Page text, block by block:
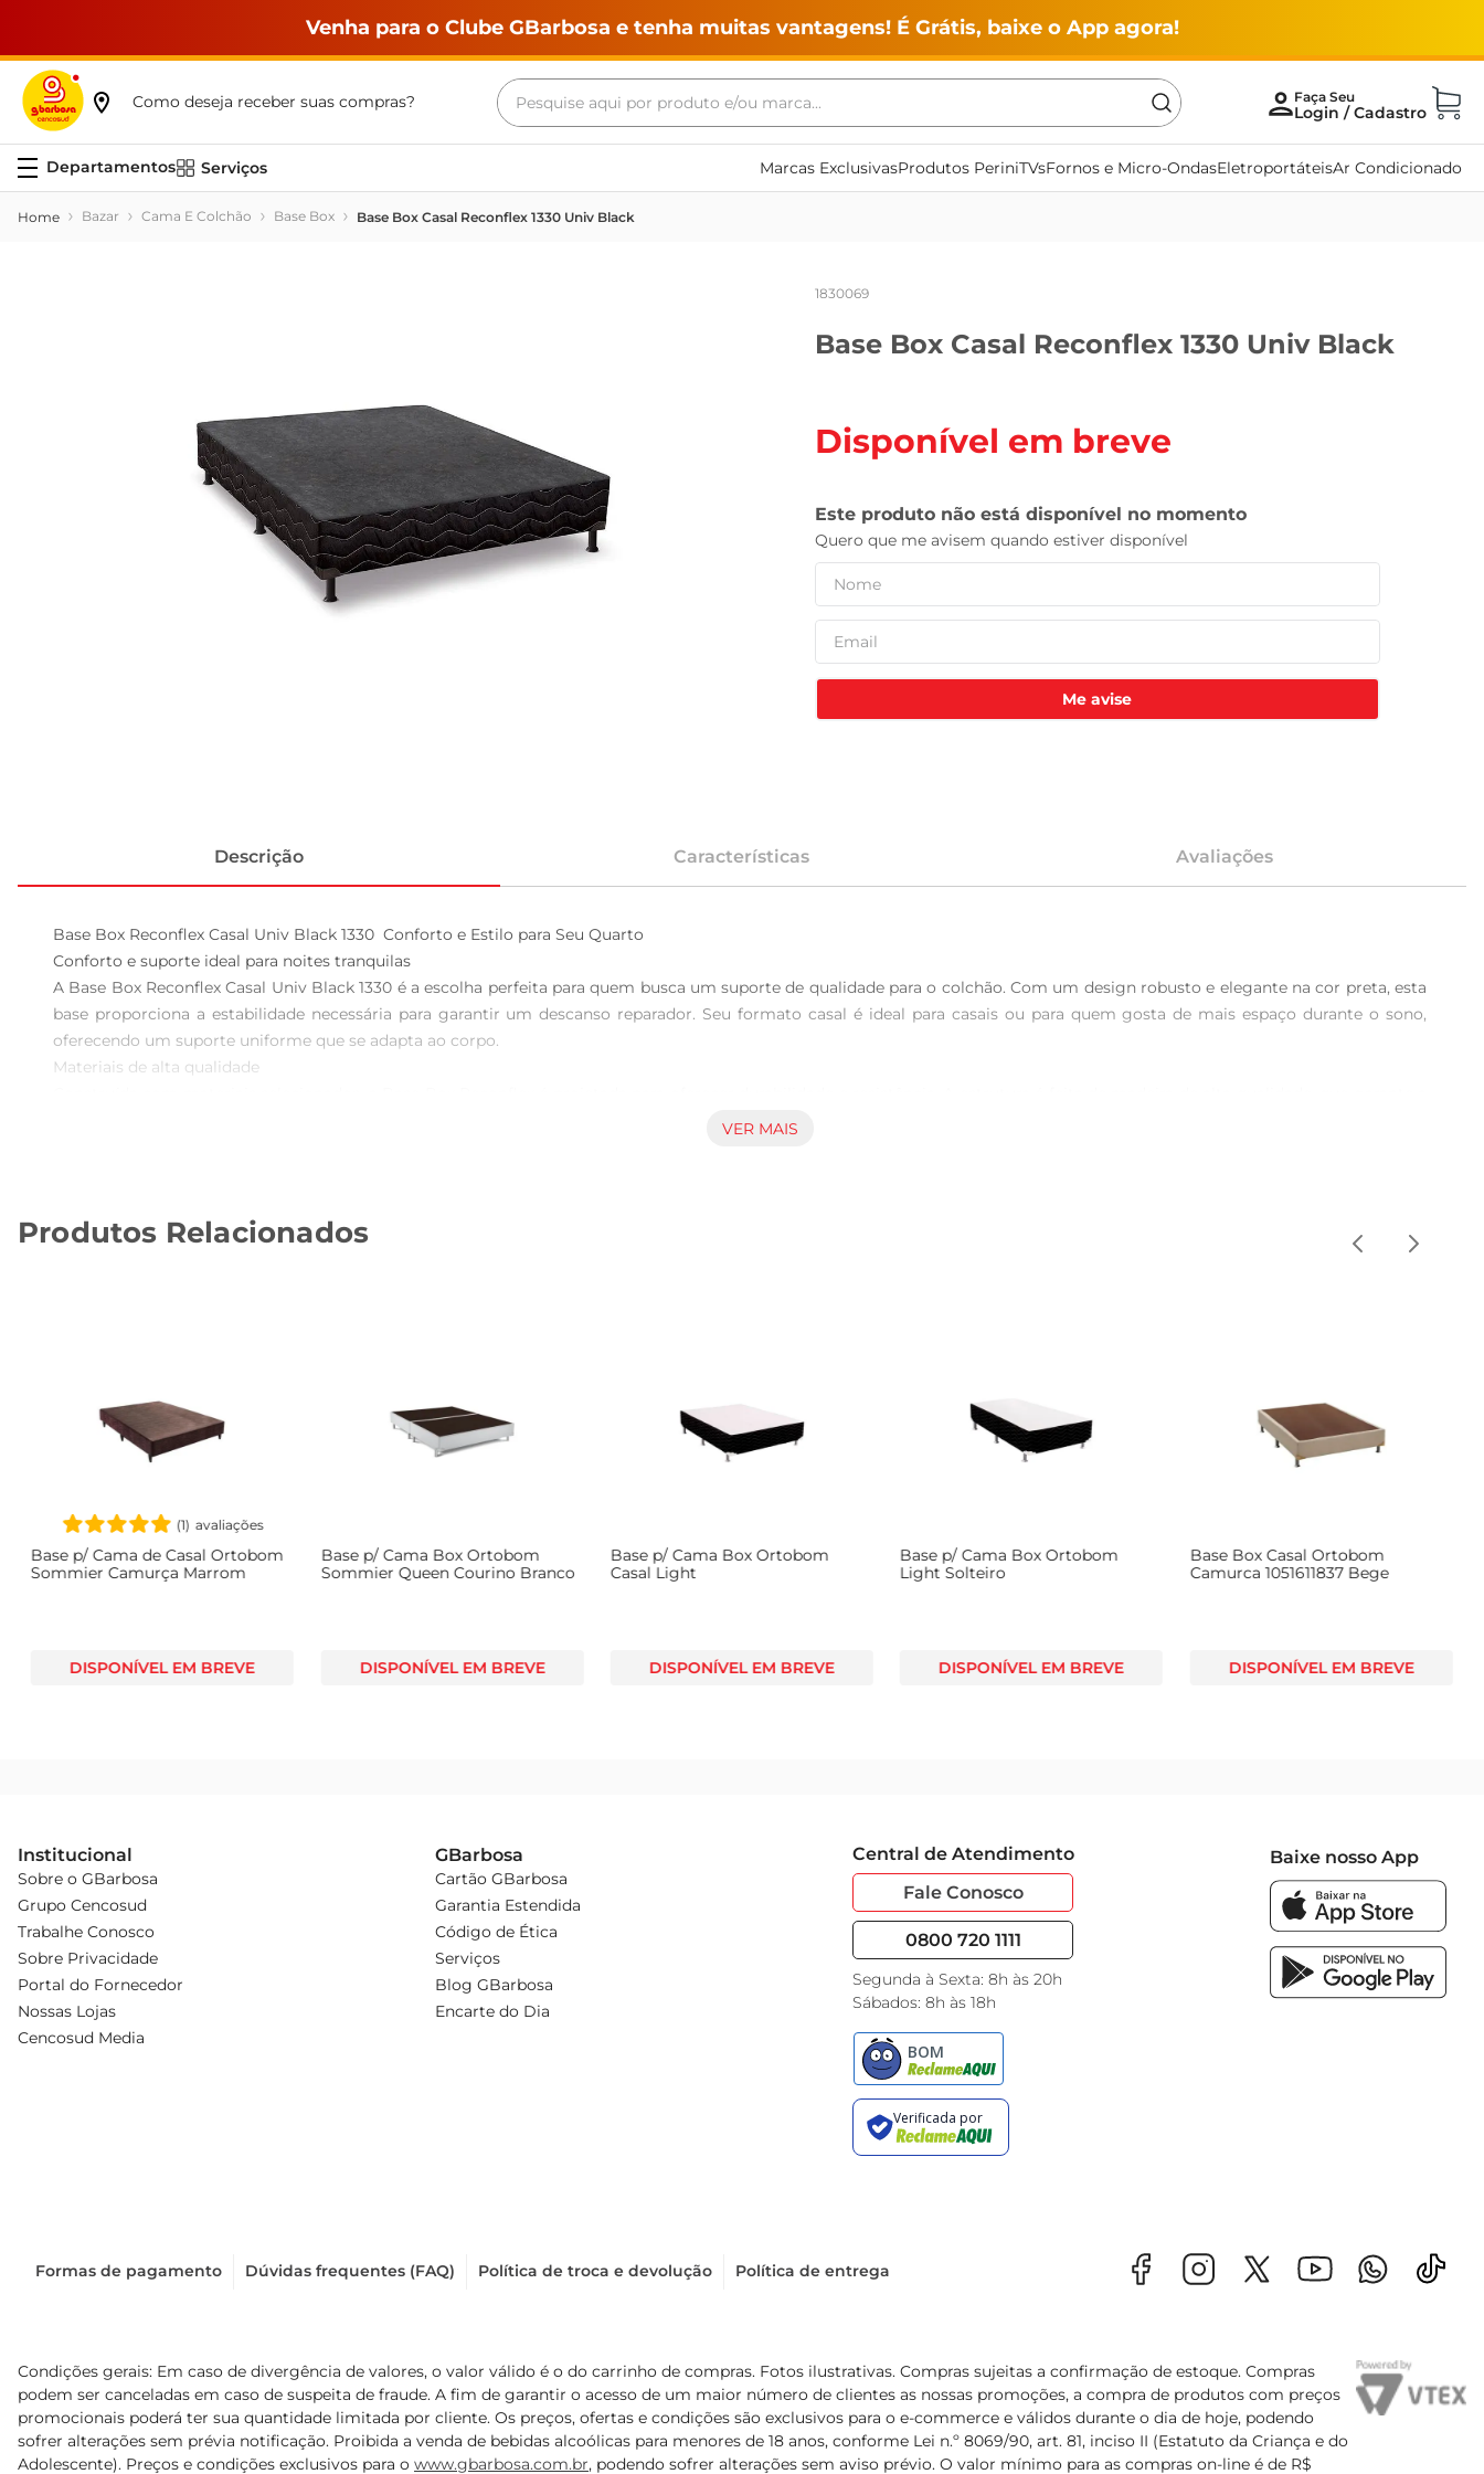
Venha para o Clube GBarbosa e tenha muitas vantagens! É Grátis, baixe o App agora!
Como deseja receber suas compras?
Pesquise aqui por produto e/ou marca...
Serviços Marcas ExclusivasProdutos PeriniTVsFornos e Micro-OndasEletroportáteisAr Condicionado
Bazar Cama E Colchão Base Box Base Box Casal Reconflex 1330 Univ Black
1830069
Base Box Casal Reconflex 1330 Univ Black
Disponível em breve
Me avise
Descrição Características Avaliações
Base Box Reconflex Casal Univ Black 1330  Conforto e Estilo para Seu Quarto
Conforto e suporte ideal para noites tranquilas
A Base Box Reconflex Casal Univ Black 1330 é a escolha perfeita para quem busca um suporte de qualidade para o colchão. Com um design robusto e elegante na cor preta, esta
base proporciona a estabilidade necessária para garantir um descanso reparador. Seu formato casal é ideal para casais ou para quem gosta de mais espaço durante o sono,
oferecendo um suporte uniforme que se adapta ao corpo.
Materiais de alta qualidade
firmeza necessária para suportar o peso do colchão e dos usuários. O revestimento em tecido proporciona um toque suave e elegante, tornandoa uma peça que se integra
diferentes estilos de decoração, desde os mais clássicos até os contemporâneos. Além disso, a Base Box Reconflex é leve o suficiente para ser movimentada com facilidade,
VER MAIS
Produtos Relacionados
★ ★ ★ ★★
(1)
Base p/ Cama de Casal Ortobom
Sommier Camurça Marrom
DISPONÍVEL EM BREVE
Base p/ Cama Box Ortobom
Sommier Queen Courino Branco
DISPONÍVEL EM BREVE
Base p/ Cama Box Ortobom
Casal Light
DISPONÍVEL EM BREVE
Base p/ Cama Box Ortobom
Light Solteiro
DISPONÍVEL EM BREVE
Base Box Casal Ortobom
Camurca 1051611837 Bege
DISPONÍVEL EM BREVE
Institucional
Sobre o GBarbosa
Grupo Cencosud
Trabalhe Conosco
Sobre Privacidade
Portal do Fornecedor
Nossas Lojas
Cencosud Media
GBarbosa
Cartão GBarbosa
Garantia Estendida
Código de Ética
Serviços
Blog GBarbosa
Encarte do Dia
Central de Atendimento
Fale Conosco
0800 720 1111
Segunda à Sexta: 8h às 20h
Sábados: 8h às 18h
Baixe nosso App
Formas de pagamento Dúvidas frequentes (FAQ) Política de troca e devolução Política de entrega
Condições gerais: Em caso de divergência de valores, o valor válido é o do carrinho de compras. Fotos ilustrativas. Compras sujeitas a confirmação de estoque. Compras
podem ser canceladas em caso de suspeita de fraude. A fim de garantir o acesso de um maior número de clientes as nossas promoções, a compra de produtos com preços
promocionais poderá ter sua quantidade limitada por cliente. Os preços, ofertas e condições são exclusivos para o e-commerce e válidos durante o dia de hoje, podendo
sofrer alterações sem prévia notificação. Proibida a venda de bebidas alcoólicas para menores de 18 anos, conforme Lei n.º 8069/90, art. 81, inciso II (Estatuto da Criança e do
Adolescente). Preços e condições exclusivos para o www.gbarbosa.com.br, podendo sofrer alterações sem aviso prévio. O valor mínimo para as compras on-line é de R$
Termos mais buscados
maquina lavar
vinho
leite pó
tv